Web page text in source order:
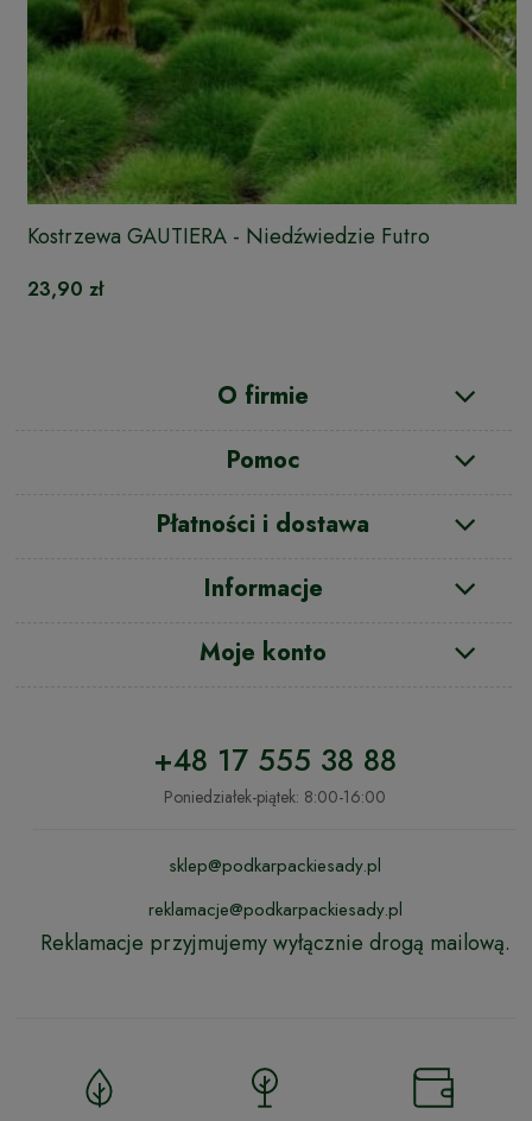
Kostrzewa GAUTIERA - Niedźwiedzie Futro
23,90 zł
O firmie
Pomoc
Płatności i dostawa
Informacje
Moje konto
+48 17 555 38 88
Poniedziałek-piątek: 8:00-16:00
sklep@podkarpackiesady.pl
reklamacje@podkarpackiesady.pl
Reklamacje przyjmujemy wyłącznie drogą mailową.